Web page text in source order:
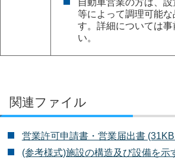
等によって調理可能な
す。詳細については事
い。
関連ファイル
営業許可申請書・営業届出書
(参考様式)施設の構造及び設備を示